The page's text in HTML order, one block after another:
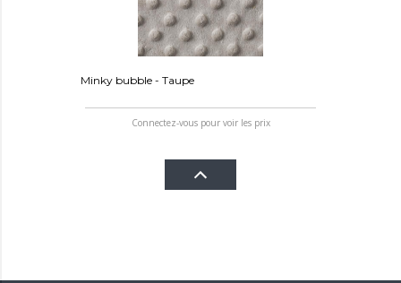
Minky bubble - Taupe
Connectez-vous pour voir les prix